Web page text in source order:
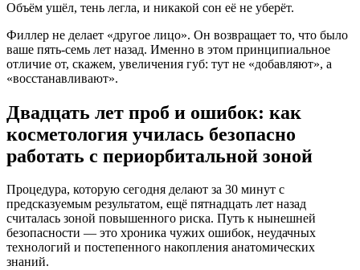
Объём ушёл, тень легла, и никакой сон её не уберёт.
Филлер не делает «другое лицо». Он возвращает то, что было
ваше пять-семь лет назад. Именно в этом принципиальное
отличие от, скажем, увеличения губ: тут не «добавляют», а
«восстанавливают».
Двадцать лет проб и ошибок: как
косметология училась безопасно
работать с периорбитальной зоной
Процедура, которую сегодня делают за 30 минут с
предсказуемым результатом, ещё пятнадцать лет назад
считалась зоной повышенного риска. Путь к нынешней
безопасности — это хроника чужих ошибок, неудачных
технологий и постепенного накопления анатомических
знаний.